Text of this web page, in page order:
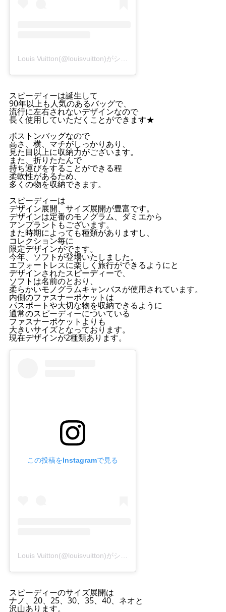
Louis Vuitton(@louisvuitton)がシェアした投稿
スピーディーは誕生して
90年以上も人気のあるバッグで、
流行に左右されないデザインなので
長く使用していただくことができます★
ボストンバッグなので
高さ、横、マチがしっかりあり、
見た目以上に収納力がございます。
また、折りたたんで
持ち運びをすることができる程
柔軟性があるため、
多くの物を収納できます。
スピーディーは
デザイン展開、サイズ展開が豊富です。
デザインは定番のモノグラム、ダミエから
アンプラントもございます。
また時期によっても種類がありますし、
コレクション毎に
限定デザインがでます。
今年、ソフトが登場いたしました。
エフォートレスに楽しく旅行ができるようにと
デザインされたスピーディーで、
ソフトは名前のとおり、
柔らかいモノグラムキャンバスが使用されています。
内側のファスナーポケットは
パスポートや大切な物を収納できるように
通常のスピーディーについている
ファスナーポケットよりも
大きいサイズとなっております。
現在デザインが2種類あります。
この投稿をInstagramで見る
スピーディーのサイズ展開は
ナノ、20、25、30、35、40、ネオと
沢山あります。